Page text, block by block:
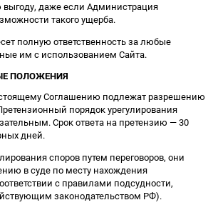
даже если Администрация
такого ущерба.
полную ответственность за любые
им с использованием Сайта.
ПОЛОЖЕНИЯ
Соглашению подлежат разрешению
порядок урегулирования
Срок ответа на претензию — 30
дней.
споров путем переговоров, они
в суде по месту нахождения
с правилами подсудности,
законодательством РФ).